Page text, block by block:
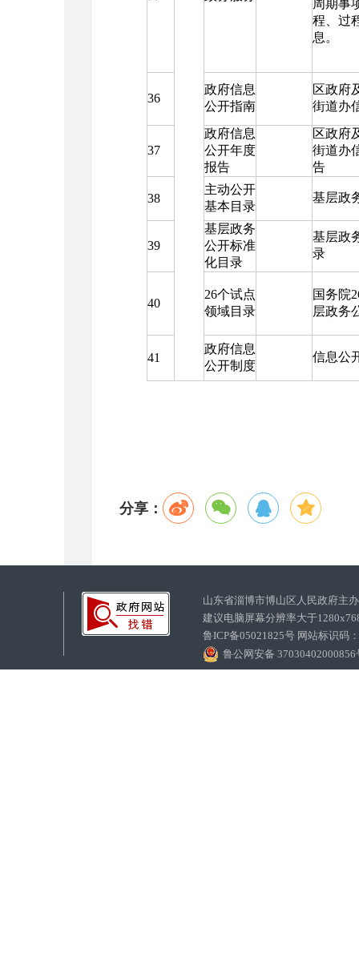
周期事
程、过
息。
36
政府信息
公开指南
区政府
街道办
37
政府信息
公开年度
报告
区政府
街道办
告
38
主动公开
基本目录
基层政
39
基层政务
公开标准
化目录
基层政
录
40
26个试点
领域目录
国务院
层政务
41
政府信息
公开制度
信息公
分享：
山东省淄博市博山区人民政府
建议电脑屏幕分辨率大于
鲁ICP备05021825号 网站标识码
鲁公网安备 37030402000856